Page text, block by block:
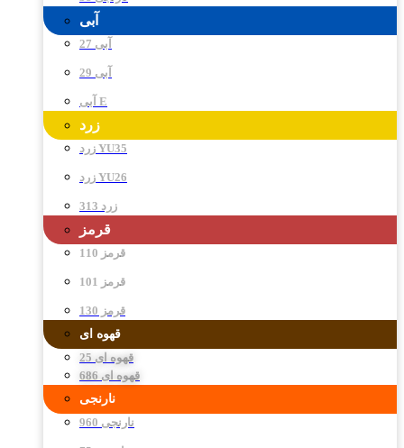
آبی
آبی 27
آبی 29
آبی E
زرد
زرد YU35
زرد YU26
زرد 313
قرمز
قرمز 110
قرمز 101
قرمز 130
قهوه ای
قهوه ای 25
قهوه ای 686
نارنجی
نارنجی 960